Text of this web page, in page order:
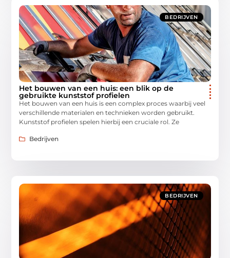
BEDRIJVEN
Het bouwen van een huis: een blik op de
gebruikte kunststof profielen
Het bouwen van een huis is een complex proces waarbij veel
verschillende materialen en technieken worden gebruikt.
Kunststof profielen spelen hierbij een cruciale rol. Ze
Bedrijven
BEDRIJVEN